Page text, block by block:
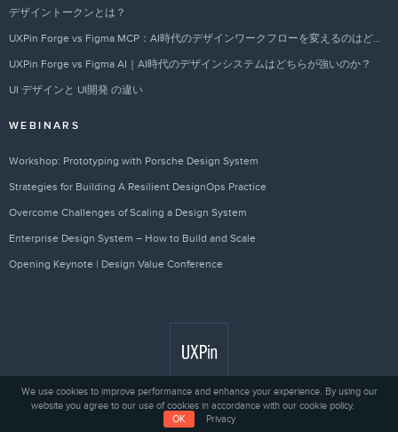
デザイントークンとは？
UXPin Forge vs Figma MCP：AI時代のデザインワークフローを変えるのはどちらか？
UXPin Forge vs Figma AI｜AI時代のデザインシステムはどちらが強いのか？
UI デザインと UI開発 の違い
WEBINARS
Workshop: Prototyping with Porsche Design System
Strategies for Building A Resilient DesignOps Practice
Overcome Challenges of Scaling a Design System
Enterprise Design System – How to Build and Scale
Opening Keynote | Design Value Conference
Privacy © 2010 - 2026 UXPin Sp. z o.o.
We use cookies to improve performance and enhance your experience. By using our
website you agree to our use of cookies in accordance with our cookie policy.
OK
Privacy